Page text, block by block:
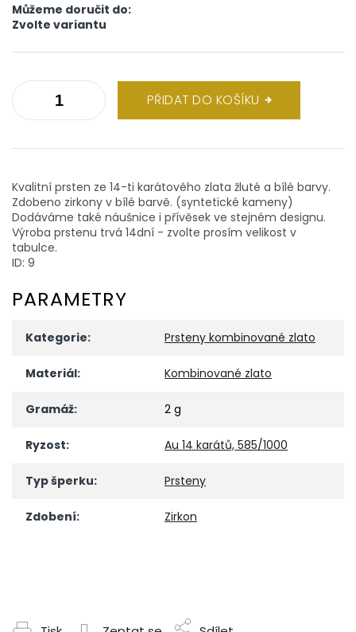
Můžeme doručit do:
Zvolte variantu
PŘIDAT DO KOŠÍKU
Kvalitní prsten ze 14-ti karátového zlata žluté a bílé barvy.
Zdobeno zirkony v bílé barvě. (syntetické kameny)
Dodáváme také náušnice i přívěsek ve stejném designu.
Výroba prstenu trvá 14dní - zvolte prosím velikost v
tabulce.
ID: 9
PARAMETRY
Kategorie: Prsteny kombinované zlato
Materiál: Kombinované zlato
Gramáž: 2 g
Ryzost: Au 14 karátů, 585/1000
Typ šperku: Prsteny
Zdobení: Zirkon